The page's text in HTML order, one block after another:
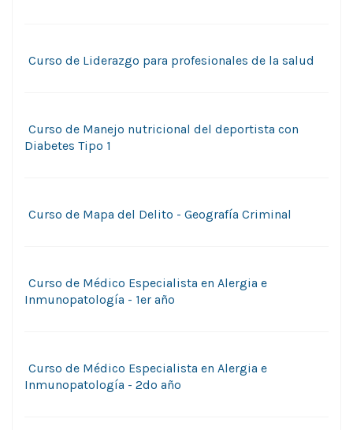
Curso de Liderazgo para profesionales de la salud
Curso de Manejo nutricional del deportista con
Diabetes Tipo 1
Curso de Mapa del Delito - Geografía Criminal
Curso de Médico Especialista en Alergia e
Inmunopatologí­a - 1er año
Curso de Médico Especialista en Alergia e
Inmunopatologí­a - 2do año